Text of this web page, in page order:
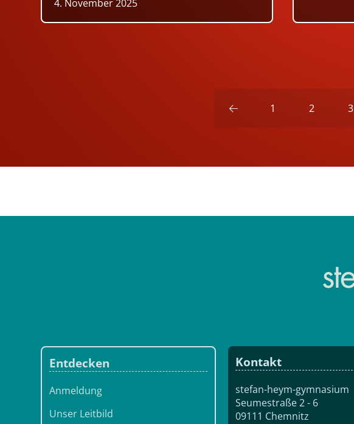
4. November 2025
Prev 1 2 3
Entdecken
Anmeldung
Unser Leitbild
Kontakt
stefan-heym-gymnasium
Seumestraße 2 - 6
09111 Chemnitz